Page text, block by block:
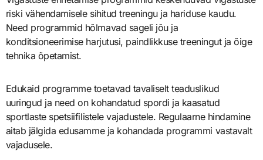
riski vähendamisele sihitud treeningu ja hariduse kaudu.
Need programmid hõlmavad sageli jõu ja
konditsioneerimise harjutusi, paindlikkuse treeningut ja õige
tehnika õpetamist.
Edukaid programme toetavad tavaliselt teaduslikud
uuringud ja need on kohandatud spordi ja kaasatud
sportlaste spetsiifilistele vajadustele. Regulaarne hindamine
aitab jälgida edusamme ja kohandada programmi vastavalt
vajadusele.